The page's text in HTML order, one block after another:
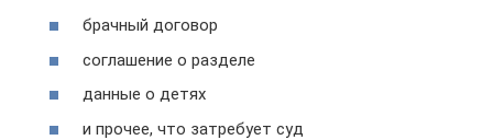
брачный договор
соглашение о разделе
данные о детях
и прочее, что затребует суд